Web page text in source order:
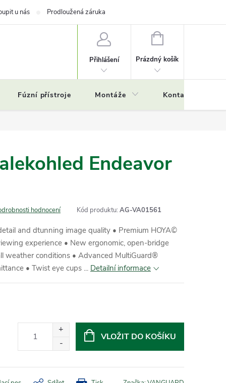
u nás Prodloužená záruka
Přihlášení
NÁKUPNÍ
Prázdný košík
Fúzní přístroje Montáže Kontakty
Endeavor
hodnocení Kód produktu: AG-VA01561
and dtunning image quality • Premium HOYA©
experience • New ergonomic, open-bridge
weather conditions • Advanced MultiGuard®
• Twist eye cups ... Detailní informace
VLOŽIT DO KOŠÍKU